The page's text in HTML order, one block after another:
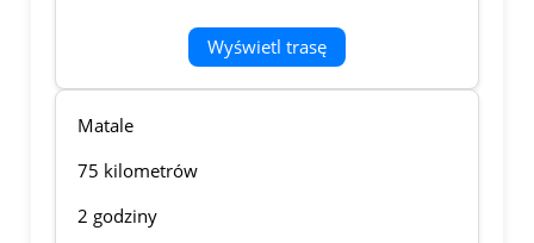
Wyświetl trasę
Matale
75 kilometrów
2 godziny